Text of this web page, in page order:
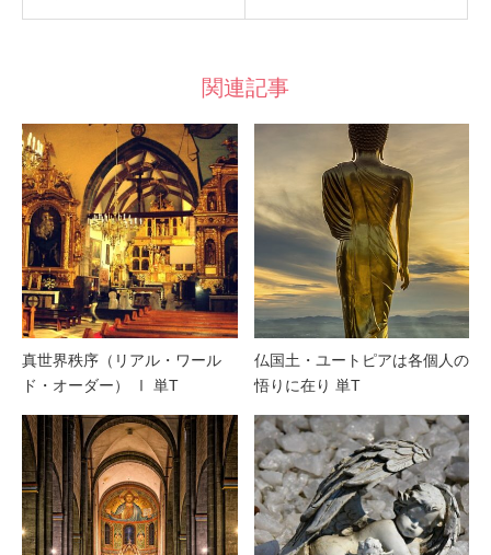
関連記事
真世界秩序（リアル・ワール
ド・オーダー） Ⅰ 単T
仏国土・ユートピアは各個人の
悟りに在り 単T